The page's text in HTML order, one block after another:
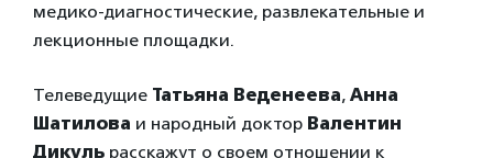
медико-диагностические, развлекательные и
лекционные площадки.
Телеведущие Татьяна Веденеева, Анна
Шатилова и народный доктор Валентин
Дикуль расскажут о своем отношении к